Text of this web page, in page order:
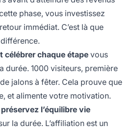
phase, vous investissez
immédiat. C’est là que
célébrer chaque étape vous
durée. 1000 visiteurs, première
jalons à fêter. Cela prouve que
et alimente votre motivation.
l’équilibre vie
la durée. L’affiliation est un